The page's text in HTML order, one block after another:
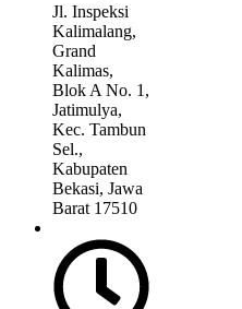
Jl. Inspeksi
Kalimalang,
Grand
Kalimas,
Blok A No. 1,
Jatimulya,
Kec. Tambun
Sel.,
Kabupaten
Bekasi, Jawa
Barat 17510